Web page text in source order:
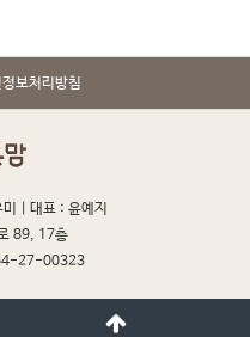
보처리방침
| 대표 : 윤예지
89, 17층
27-00323